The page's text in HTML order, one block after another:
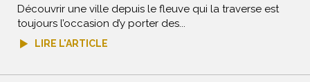
Découvrir une ville depuis le fleuve qui la traverse est
toujours l’occasion d’y porter des...
LIRE L'ARTICLE